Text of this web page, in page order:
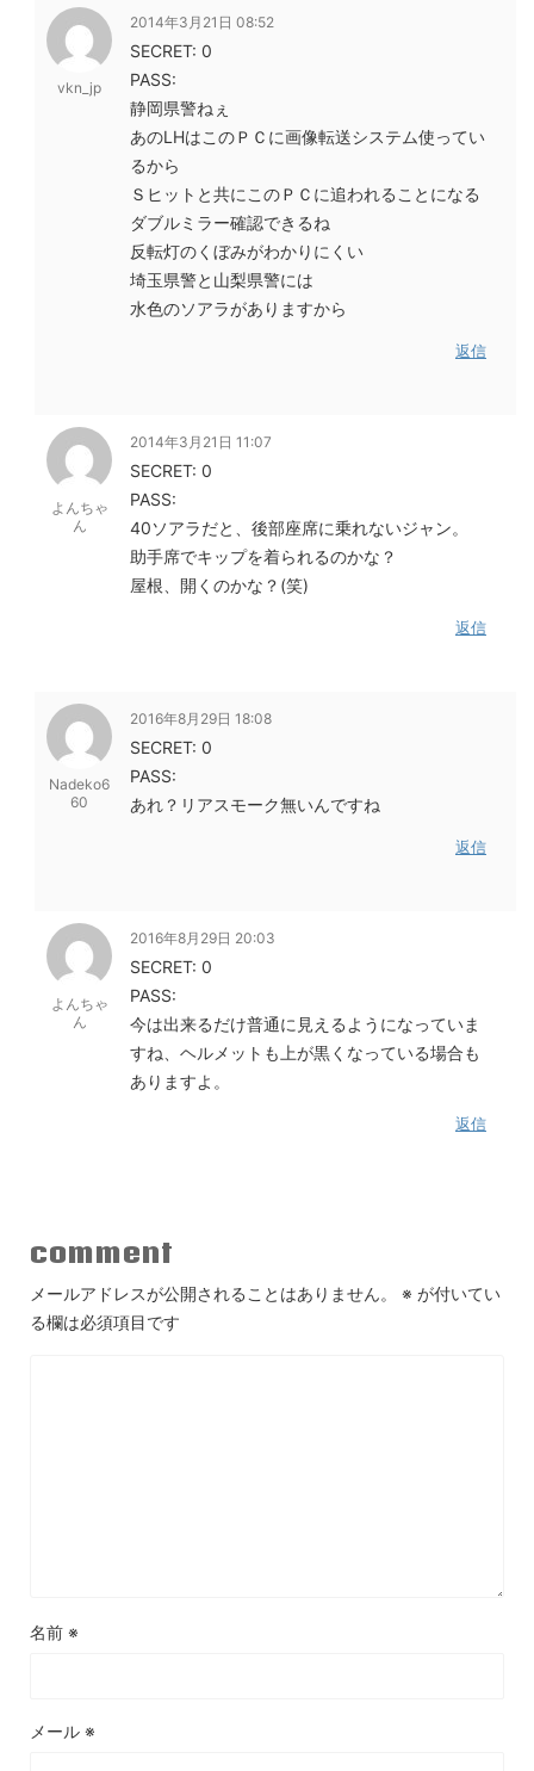
vkn_jp
2014年3月21日 08:52
SECRET: 0
PASS:
静岡県警ねぇ
あのLHはこのＰＣに画像転送システム使ってい
るから
Ｓヒットと共にこのＰＣに追われることになる
ダブルミラー確認できるね
反転灯のくぼみがわかりにくい
埼玉県警と山梨県警には
水色のソアラがありますから
返信
よんちゃ
ん
2014年3月21日 11:07
SECRET: 0
PASS:
40ソアラだと、後部座席に乗れないジャン。
助手席でキップを着られるのかな？
屋根、開くのかな？(笑)
返信
Nadeko6
60
2016年8月29日 18:08
SECRET: 0
PASS:
あれ？リアスモーク無いんですね
返信
よんちゃ
ん
2016年8月29日 20:03
SECRET: 0
PASS:
今は出来るだけ普通に見えるようになっていま
すね、ヘルメットも上が黒くなっている場合も
ありますよ。
返信
comment
メールアドレスが公開されることはありません。 ※ が付いてい
る欄は必須項目です
名前 ※
メール ※